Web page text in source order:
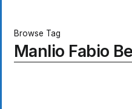
Browse Tag
Manlio Fabio